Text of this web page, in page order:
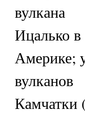
вулкана
Ицалько в
Америке;
вулканов
Камчатки